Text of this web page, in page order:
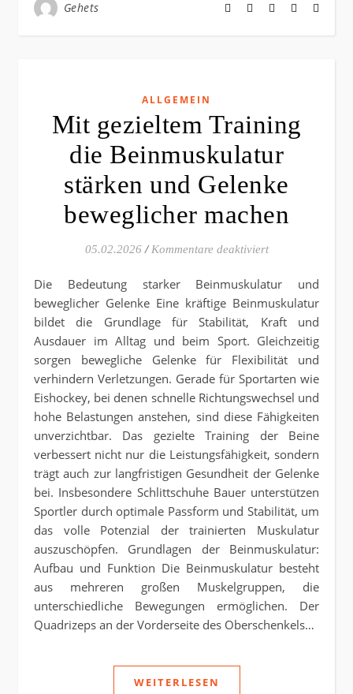
Gehets
ALLGEMEIN
Mit gezieltem Training
die Beinmuskulatur
stärken und Gelenke
beweglicher machen
05.02.2026 / Kommentare deaktiviertfür Mit
Die Bedeutung starker Beinmuskulatur und
beweglicher Gelenke Eine kräftige Beinmuskulatur
bildet die Grundlage für Stabilität, Kraft und
Ausdauer im Alltag und beim Sport. Gleichzeitig
sorgen bewegliche Gelenke für Flexibilität und
verhindern Verletzungen. Gerade für Sportarten wie
Eishockey, bei denen schnelle Richtungswechsel und
hohe Belastungen anstehen, sind diese Fähigkeiten
unverzichtbar. Das gezielte Training der Beine
verbessert nicht nur die Leistungsfähigkeit, sondern
trägt auch zur langfristigen Gesundheit der Gelenke
bei. Insbesondere Schlittschuhe Bauer unterstützen
Sportler durch optimale Passform und Stabilität, um
das volle Potenzial der trainierten Muskulatur
auszuschöpfen. Grundlagen der Beinmuskulatur:
Aufbau und Funktion Die Beinmuskulatur besteht
aus mehreren großen Muskelgruppen, die
unterschiedliche Bewegungen ermöglichen. Der
Quadrizeps an der Vorderseite des Oberschenkels…
WEITERLESEN